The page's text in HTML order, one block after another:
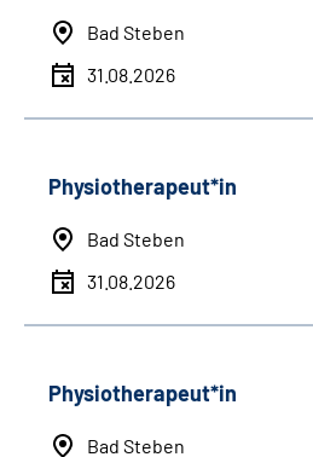
Bad Steben
31.08.2026
Physiotherapeut*in
Bad Steben
31.08.2026
Physiotherapeut*in
Bad Steben